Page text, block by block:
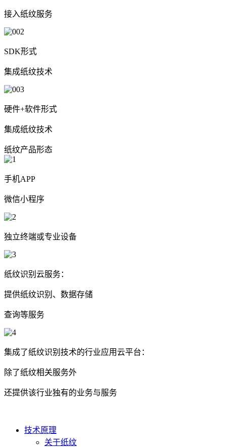
接入纸纹服务
SDK形式
集成纸纹技术
硬件+软件形式
集成纸纹技术
纸纹产品形态
手机APP
微信小程序
独立终端或专业设备
纸纹识别云服务：
提供纸纹识别、数据存储
查询等服务
集成了纸纹识别技术的行业应用云平台：
除了纸纹相关服务外
还提供该行业独有的业务与服务
技术原理
关于纸纹